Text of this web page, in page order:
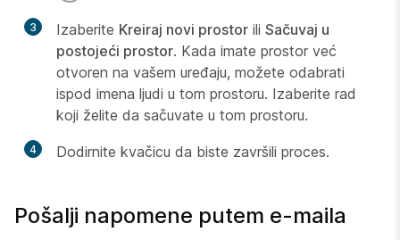
3 Izaberite Kreiraj novi prostor ili Sačuvaj u
postojeći prostor. Kada imate prostor već
otvoren na vašem uređaju, možete odabrati
ispod imena ljudi u tom prostoru. Izaberite rad
koji želite da sačuvate u tom prostoru.
4 Dodirnite kvačicu da biste završili proces.
Pošalji napomene putem e-maila